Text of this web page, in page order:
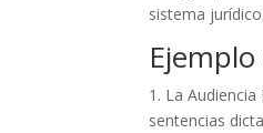
sistema jurídico.
1. La
sentencias